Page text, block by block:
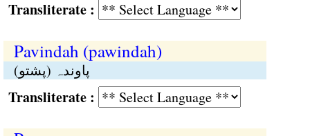
:
Pavindah (pawindah)
پاوندہ (پشتو)
: